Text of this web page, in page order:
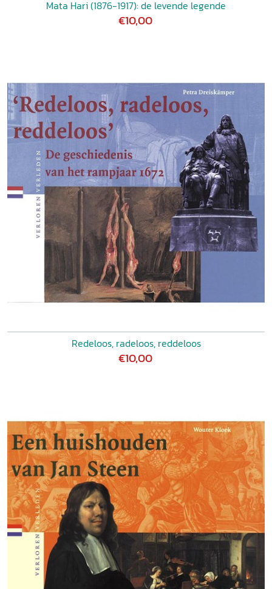
Mata Hari (1876-1917): de levende legende
€10,00
Redeloos, radeloos, reddeloos
€10,00